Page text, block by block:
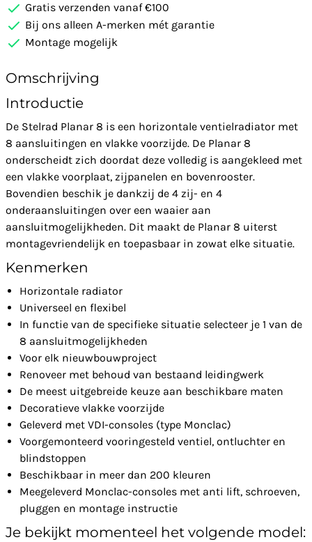
Gratis verzenden vanaf €100
Bij ons alleen A-merken mét garantie
Montage mogelijk
Omschrijving
Introductie
De Stelrad Planar 8 is een horizontale ventielradiator met
8 aansluitingen en vlakke voorzijde. De Planar 8
onderscheidt zich doordat deze volledig is aangekleed met
een vlakke voorplaat, zijpanelen en bovenrooster.
Bovendien beschik je dankzij de 4 zij- en 4
onderaansluitingen over een waaier aan
aansluitmogelijkheden. Dit maakt de Planar 8 uiterst
montagevriendelijk en toepasbaar in zowat elke situatie.
Kenmerken
Horizontale radiator
Universeel en flexibel
In functie van de specifieke situatie selecteer je 1 van de
8 aansluitmogelijkheden
Voor elk nieuwbouwproject
Renoveer met behoud van bestaand leidingwerk
De meest uitgebreide keuze aan beschikbare maten
Decoratieve vlakke voorzijde
Geleverd met VDI-consoles (type Monclac)
Voorgemonteerd vooringesteld ventiel, ontluchter en
blindstoppen
Beschikbaar in meer dan 200 kleuren
Meegeleverd Monclac-consoles met anti lift, schroeven,
pluggen en montage instructie
Je bekijkt momenteel het volgende model: